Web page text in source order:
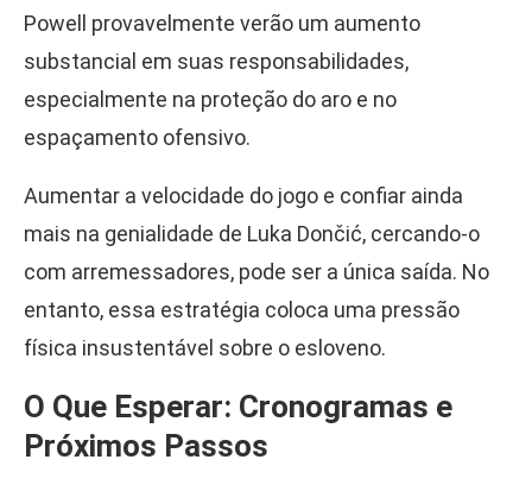
Powell provavelmente verão um aumento
substancial em suas responsabilidades,
especialmente na proteção do aro e no
espaçamento ofensivo.
Aumentar a velocidade do jogo e confiar ainda
mais na genialidade de Luka Dončić, cercando-o
com arremessadores, pode ser a única saída. No
entanto, essa estratégia coloca uma pressão
física insustentável sobre o esloveno.
O Que Esperar: Cronogramas e
Próximos Passos